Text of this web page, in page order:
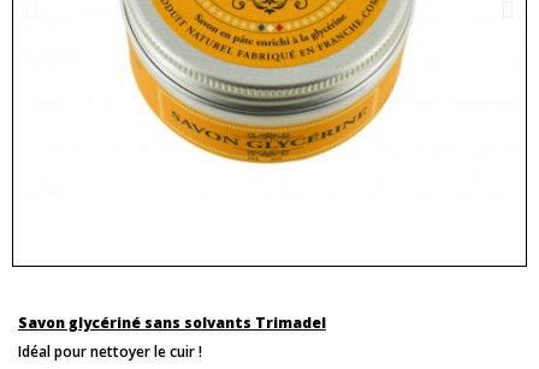
Savon glycériné sans solvants Trimadel
Idéal pour nettoyer le cuir !